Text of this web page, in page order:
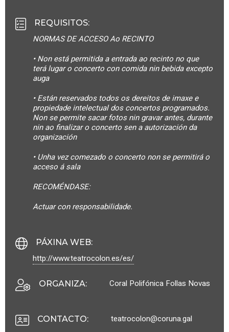
REQUISITOS:
NORMAS DE ACCESO Ao RECINTO
• Non está permitida a entrada ao recinto no que
terá lugar o concerto con comida nin bebida excepto
auga
• Están reservados todos os dereitos de imaxe e
propiedade intelectual dos concertos programados.
Non se permite sacar fotos nin gravar antes, durante
nin ao finalizar o concerto sen a autorización da
organización
• Unha vez comezado o concerto non se permitirá o
acceso á sala
RECOMÉNDASE:
Actuar con responsabilidade.
PÁXINA WEB:
http://www.teatrocolon.es/es/
ORGANIZA: Coral Polifónica Follas Novas
CONTACTO: teatrocolon@coruna.gal